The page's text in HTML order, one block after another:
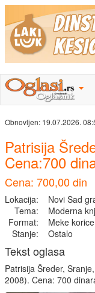
Obnovljen: 19.07.2026.
Patrisija
Cena:700
Cena: 700,00 din
Lokacija:
Novi Sad
Tema:
Moderna
Format:
Meke korice
Stanje:
Ostalo
Tekst oglasa
Patrisija Šreder,
2008). Cena: 700